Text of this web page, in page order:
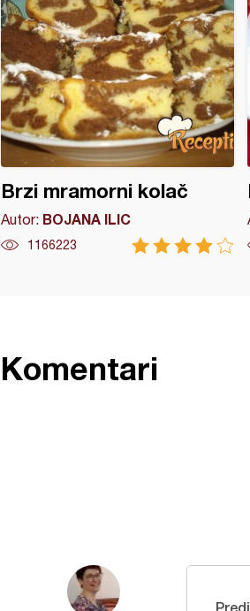
Brzi mramorni kolač
Autor: BOJANA ILIC
1166223
Komentari